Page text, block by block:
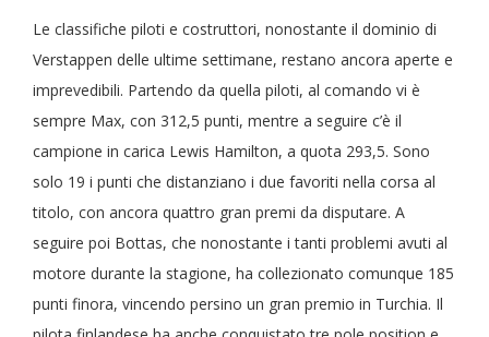
Le classifiche piloti e costruttori, nonostante il dominio di
Verstappen delle ultime settimane, restano ancora aperte e
imprevedibili. Partendo da quella piloti, al comando vi è
sempre Max, con 312,5 punti, mentre a seguire c’è il
campione in carica Lewis Hamilton, a quota 293,5. Sono
solo 19 i punti che distanziano i due favoriti nella corsa al
titolo, con ancora quattro gran premi da disputare. A
seguire poi Bottas, che nonostante i tanti problemi avuti al
motore durante la stagione, ha collezionato comunque 185
punti finora, vincendo persino un gran premio in Turchia. Il